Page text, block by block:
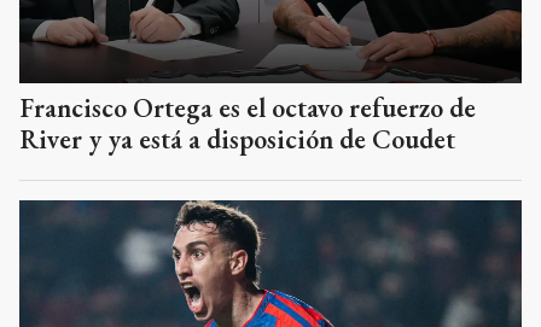
Francisco Ortega es el octavo refuerzo de
River y ya está a disposición de Coudet